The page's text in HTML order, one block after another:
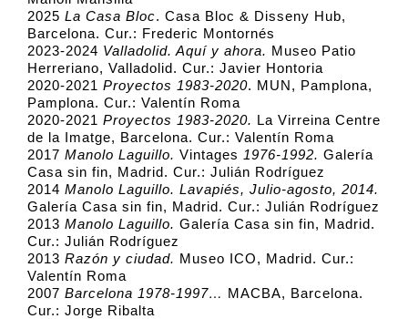
2025 La Casa Bloc. Casa Bloc & Disseny Hub,
Barcelona. Cur.: Frederic Montornés
2023-2024 Valladolid. Aquí y ahora. Museo Patio
Herreriano, Valladolid. Cur.: Javier Hontoria
2020-2021 Proyectos 1983-2020. MUN, Pamplona,
Pamplona. Cur.: Valentín Roma
2020-2021 Proyectos 1983-2020. La Virreina Centre
de la Imatge, Barcelona. Cur.: Valentín Roma
2017 Manolo Laguillo. Vintages 1976-1992. Galería
Casa sin fin, Madrid. Cur.: Julián Rodríguez
2014 Manolo Laguillo. Lavapiés, Julio-agosto, 2014.
Galería Casa sin fin, Madrid. Cur.: Julián Rodríguez
2013 Manolo Laguillo. Galería Casa sin fin, Madrid.
Cur.: Julián Rodríguez
2013 Razón y ciudad. Museo ICO, Madrid. Cur.:
Valentín Roma
2007 Barcelona 1978-1997… MACBA, Barcelona.
Cur.: Jorge Ribalta